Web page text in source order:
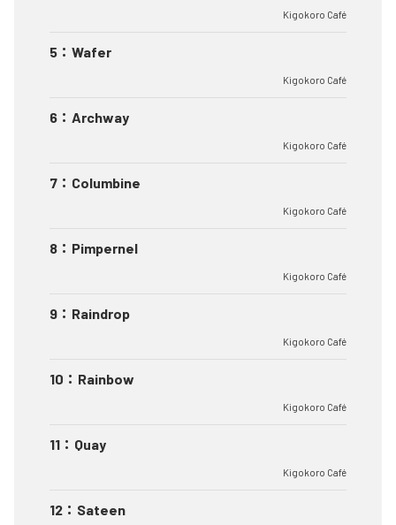
Kigokoro Café
5 ： Wafer
Kigokoro Café
6 ： Archway
Kigokoro Café
7 ： Columbine
Kigokoro Café
8 ： Pimpernel
Kigokoro Café
9 ： Raindrop
Kigokoro Café
10 ： Rainbow
Kigokoro Café
11 ： Quay
Kigokoro Café
12 ： Sateen